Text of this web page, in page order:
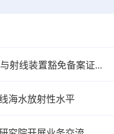
生态环境部公告66项放射性同位素与射线装置豁免备案证明文件
海水放射性水平